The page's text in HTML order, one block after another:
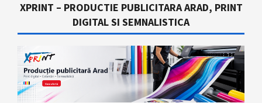
XPRINT – PRODUCTIE PUBLICITARA ARAD, PRINT
DIGITAL SI SEMNALISTICA